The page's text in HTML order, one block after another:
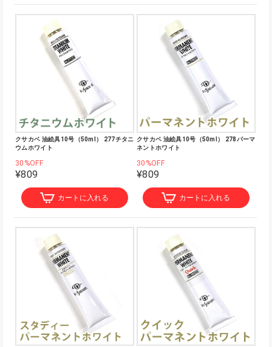
クサカベ 油絵具10号（50ml） 277チタニ
ウムホワイト
30%OFF
¥809
カートに入れる
クサカベ 油絵具10号（50ml） 278パーマ
ネントホワイト
30%OFF
¥809
カートに入れる